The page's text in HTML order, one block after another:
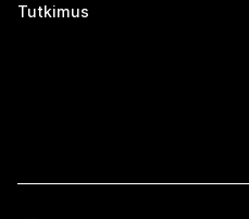
Tutkimus